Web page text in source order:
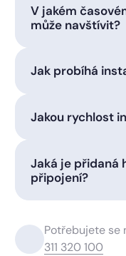
V jakém
může navštívit?
Jak probíhá
Jakou rychlost
Jaká je přidaná
připojení?
Potřebujete se
311 320 100